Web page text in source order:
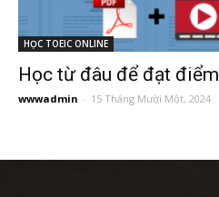
HỌC TOEIC ONLINE
Học từ đâu để đạt
wwwadmin - 15 Tháng Mười Một, 2024